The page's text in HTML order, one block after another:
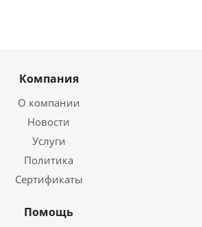
Компания
О компании
Новости
Услуги
Политика
Сертификаты
Помощь